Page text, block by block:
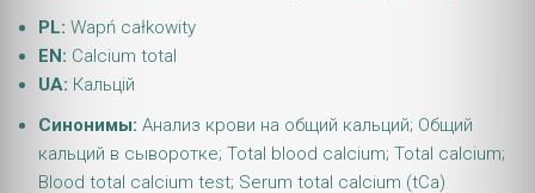
PL: Wapń całkowity
EN: Calcium total
UA: Кальцій
Синонимы: Анализ крови на общий кальций; Общий
кальций в сыворотке; Total blood calcium; Total calcium;
Blood total calcium test; Serum total calcium (tCa)